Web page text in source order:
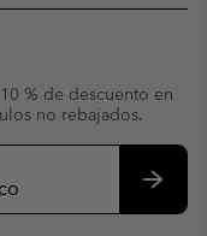
% de descuento en
no rebajados.